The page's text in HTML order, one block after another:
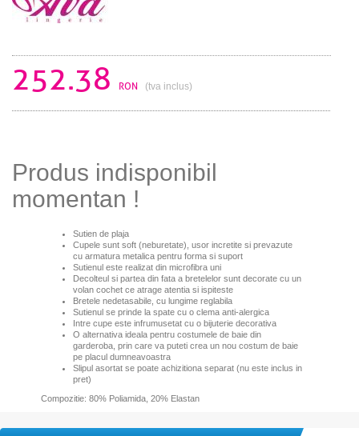
252.38 RON (tva inclus)
Produs indisponibil
momentan !
Sutien de plaja
Cupele sunt soft (neburetate), usor incretite si prevazute
cu armatura metalica pentru forma si suport
Sutienul este realizat din microfibra uni
Decolteul si partea din fata a bretelelor sunt decorate cu un
volan cochet ce atrage atentia si ispiteste
Bretele nedetasabile, cu lungime reglabila
Sutienul se prinde la spate cu o clema anti-alergica
Intre cupe este infrumusetat cu o bijuterie decorativa
O alternativa ideala pentru costumele de baie din
garderoba, prin care va puteti crea un nou costum de baie
pe placul dumneavoastra
Slipul asortat se poate achizitiona separat (nu este inclus in
pret)
Compozitie: 80% Poliamida, 20% Elastan